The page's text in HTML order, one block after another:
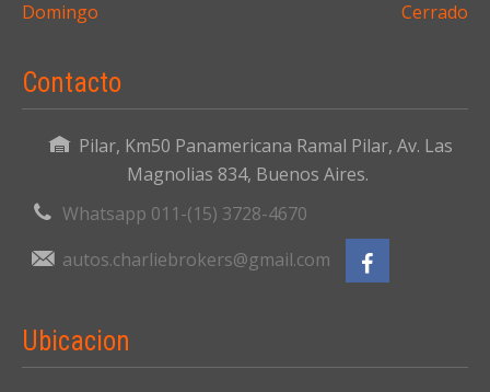
Domingo
Cerrado
Contacto
Pilar, Km50 Panamericana Ramal Pilar, Av. Las
Magnolias 834, Buenos Aires.
Whatsapp 011-(15) 3728-4670
autos.charliebrokers@gmail.com
Ubicacion